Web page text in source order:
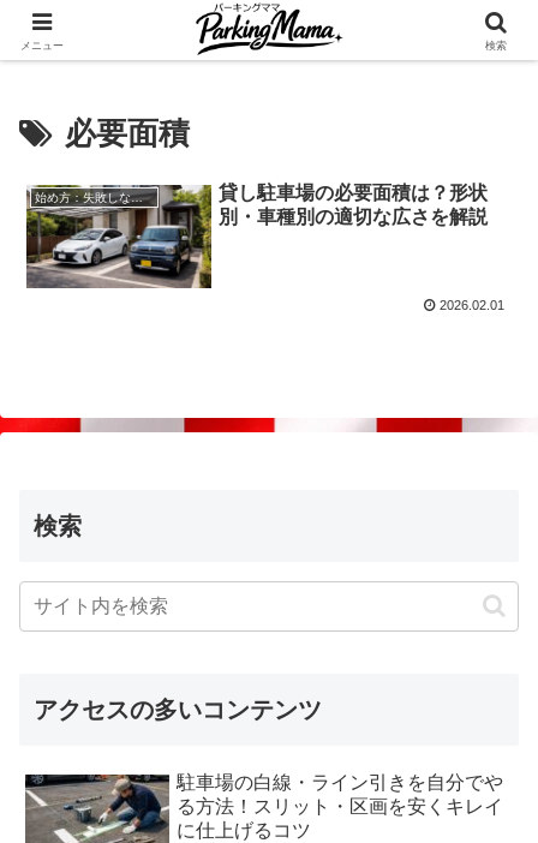
✨空き家・自宅の駐車場を貸してゆとりget🍵
必要面積
始め方：失敗しない自宅駐車場貸し出し
貸し駐車場の必要面積は？形状
別・車種別の適切な広さを解説
2026.02.01
検索
アクセスの多いコンテンツ
駐車場の白線・ライン引きを自分でや
る方法！スリット・区画を安くキレイ
に仕上げるコツ
メニュー 検索